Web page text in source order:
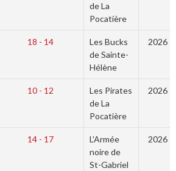
de La
Pocatière
18 - 14
Les Bucks
de Sainte-
Hélène
2026
10 - 12
Les Pirates
de La
Pocatière
2026
14 - 17
L’Armée
noire de
St-Gabriel
2026